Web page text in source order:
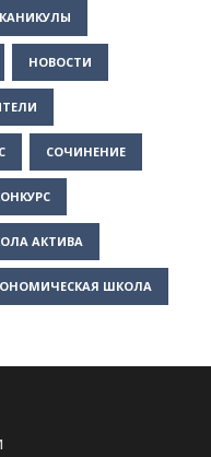
КАНИКУЛЫ
НОВОСТИ
СОЧИНЕНИЕ
АКТИВА
ШКОЛА